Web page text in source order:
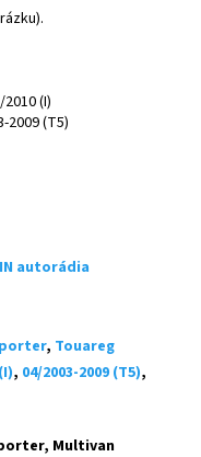
ázku).
(I)
2009 (T5)
autorádia
, Touareg
, 04/2003-2009 (T5),
Multivan